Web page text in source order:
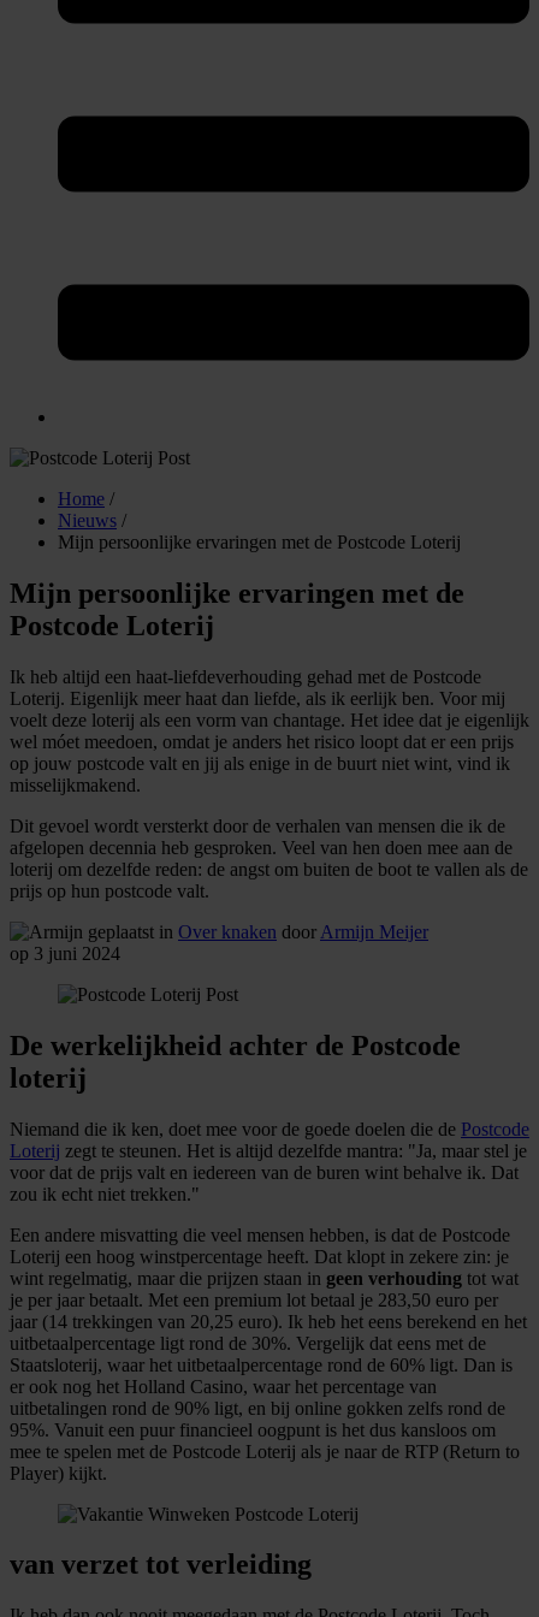
Home /
Nieuws /
Mijn persoonlijke ervaringen met de Postcode Loterij
Mijn persoonlijke ervaringen met de
Postcode Loterij
Ik heb altijd een haat-liefdeverhouding gehad met de Postcode
Loterij. Eigenlijk meer haat dan liefde, als ik eerlijk ben. Voor mij
voelt deze loterij als een vorm van chantage. Het idee dat je eigenlijk
wel móet meedoen, omdat je anders het risico loopt dat er een prijs
op jouw postcode valt en jij als enige in de buurt niet wint, vind ik
misselijkmakend.
Dit gevoel wordt versterkt door de verhalen van mensen die ik de
afgelopen decennia heb gesproken. Veel van hen doen mee aan de
loterij om dezelfde reden: de angst om buiten de boot te vallen als de
prijs op hun postcode valt.
geplaatst in Over knaken door Armijn Meijer
op 3 juni 2024
De werkelijkheid achter de Postcode
loterij
Niemand die ik ken, doet mee voor de goede doelen die de Postcode
Loterij zegt te steunen. Het is altijd dezelfde mantra: "Ja, maar stel je
voor dat de prijs valt en iedereen van de buren wint behalve ik. Dat
zou ik echt niet trekken."
Een andere misvatting die veel mensen hebben, is dat de Postcode
Loterij een hoog winstpercentage heeft. Dat klopt in zekere zin: je
wint regelmatig, maar die prijzen staan in geen verhouding tot wat
je per jaar betaalt. Met een premium lot betaal je 283,50 euro per
jaar (14 trekkingen van 20,25 euro). Ik heb het eens berekend en het
uitbetaalpercentage ligt rond de 30%. Vergelijk dat eens met de
Staatsloterij, waar het uitbetaalpercentage rond de 60% ligt. Dan is
er ook nog het Holland Casino, waar het percentage van
uitbetalingen rond de 90% ligt, en bij online gokken zelfs rond de
95%. Vanuit een puur financieel oogpunt is het dus kansloos om
mee te spelen met de Postcode Loterij als je naar de RTP (Return to
Player) kijkt.
van verzet tot verleiding